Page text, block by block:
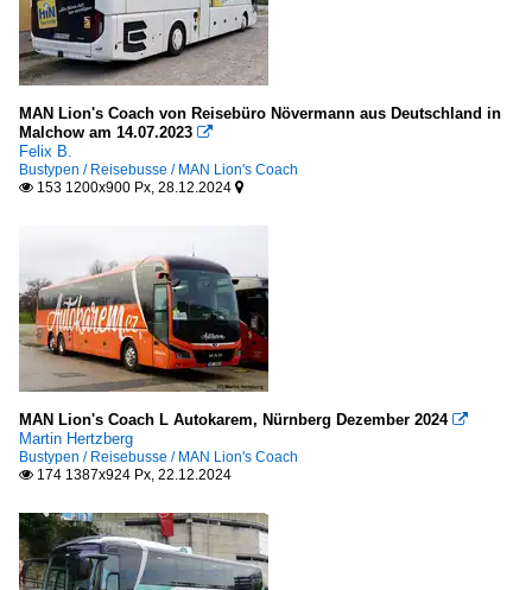
MAN Lion's Coach von Reisebüro Növermann aus Deutschland in
Malchow am 14.07.2023 
Felix B.
Bustypen / Reisebusse / MAN Lion's Coach
 153 1200x900 Px, 28.12.2024 
MAN Lion's Coach L Autokarem, Nürnberg Dezember 2024 
Martin Hertzberg
Bustypen / Reisebusse / MAN Lion's Coach
 174 1387x924 Px, 22.12.2024